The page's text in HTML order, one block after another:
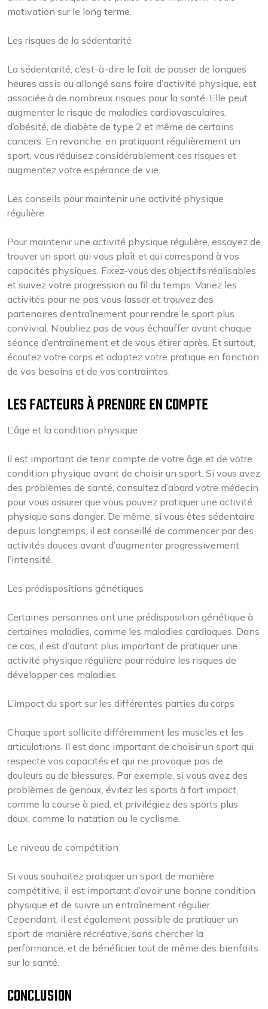
motivation sur le long terme.
Les risques de la sédentarité
La sédentarité, c’est-à-dire le fait de passer de longues
heures assis ou allongé sans faire d’activité physique, est
associée à de nombreux risques pour la santé. Elle peut
augmenter le risque de maladies cardiovasculaires,
d’obésité, de diabète de type 2 et même de certains
cancers. En revanche, en pratiquant régulièrement un
sport, vous réduisez considérablement ces risques et
augmentez votre espérance de vie.
Les conseils pour maintenir une activité physique
régulière
Pour maintenir une activité physique régulière, essayez de
trouver un sport qui vous plaît et qui correspond à vos
capacités physiques. Fixez-vous des objectifs réalisables
et suivez votre progression au fil du temps. Variez les
activités pour ne pas vous lasser et trouvez des
partenaires d’entraînement pour rendre le sport plus
convivial. N’oubliez pas de vous échauffer avant chaque
séance d’entraînement et de vous étirer après. Et surtout,
écoutez votre corps et adaptez votre pratique en fonction
de vos besoins et de vos contraintes.
LES FACTEURS À PRENDRE EN COMPTE
L’âge et la condition physique
Il est important de tenir compte de votre âge et de votre
condition physique avant de choisir un sport. Si vous avez
des problèmes de santé, consultez d’abord votre médecin
pour vous assurer que vous pouvez pratiquer une activité
physique sans danger. De même, si vous êtes sédentaire
depuis longtemps, il est conseillé de commencer par des
activités douces avant d’augmenter progressivement
l’intensité.
Les prédispositions génétiques
Certaines personnes ont une prédisposition génétique à
certaines maladies, comme les maladies cardiaques. Dans
ce cas, il est d’autant plus important de pratiquer une
activité physique régulière pour réduire les risques de
développer ces maladies.
L’impact du sport sur les différentes parties du corps
Chaque sport sollicite différemment les muscles et les
articulations. Il est donc important de choisir un sport qui
respecte vos capacités et qui ne provoque pas de
douleurs ou de blessures. Par exemple, si vous avez des
problèmes de genoux, évitez les sports à fort impact,
comme la course à pied, et privilégiez des sports plus
doux, comme la natation ou le cyclisme.
Le niveau de compétition
Si vous souhaitez pratiquer un sport de manière
compétitive, il est important d’avoir une bonne condition
physique et de suivre un entraînement régulier.
Cependant, il est également possible de pratiquer un
sport de manière récréative, sans chercher la
performance, et de bénéficier tout de même des bienfaits
sur la santé.
CONCLUSION